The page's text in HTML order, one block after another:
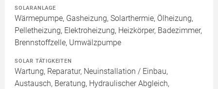
SOLARANLAGE
Wärmepumpe, Gasheizung, Solarthermie, Ölheizung,
Pelletheizung, Elektroheizung, Heizkörper, Badezimmer,
Brennstoffzelle, Umwälzpumpe
SOLAR TÄTIGKEITEN
Wartung, Reparatur, Neuinstallation / Einbau,
Austausch, Beratung, Hydraulischer Abgleich,